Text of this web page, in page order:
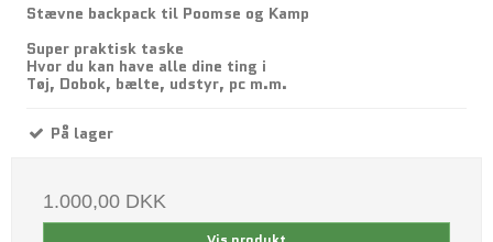
Stævne backpack til Poomse og Kamp
Super praktisk taske
Hvor du kan have alle dine ting i
Tøj, Dobok, bælte, udstyr, pc m.m.
På lager
1.000,00 DKK